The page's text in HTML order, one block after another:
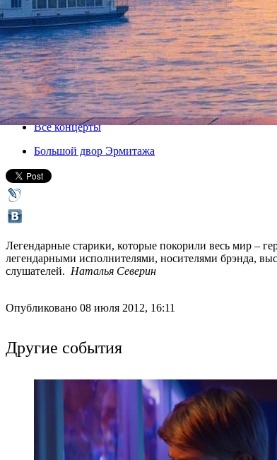
Концерт Buena vista
Эрмитажа"
13 июля 2012, пятница,19.00
Версия для печати
Все концерты
Большой двор Эрмитажа
Легендарные старики, которые покорили весь мир –
легендарными исполнителями, носителями брэнда,
слушателей. Наталья Северин
Опубликовано 08 июля 2012, 16:11
Другие события